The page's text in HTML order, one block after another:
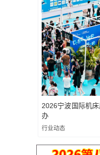
2026宁波国际机
办
行业动态